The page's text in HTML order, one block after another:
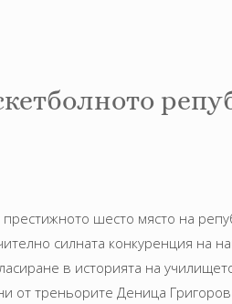
шесто място на
силната конкуренция на
в историята на
от треньорите Деница